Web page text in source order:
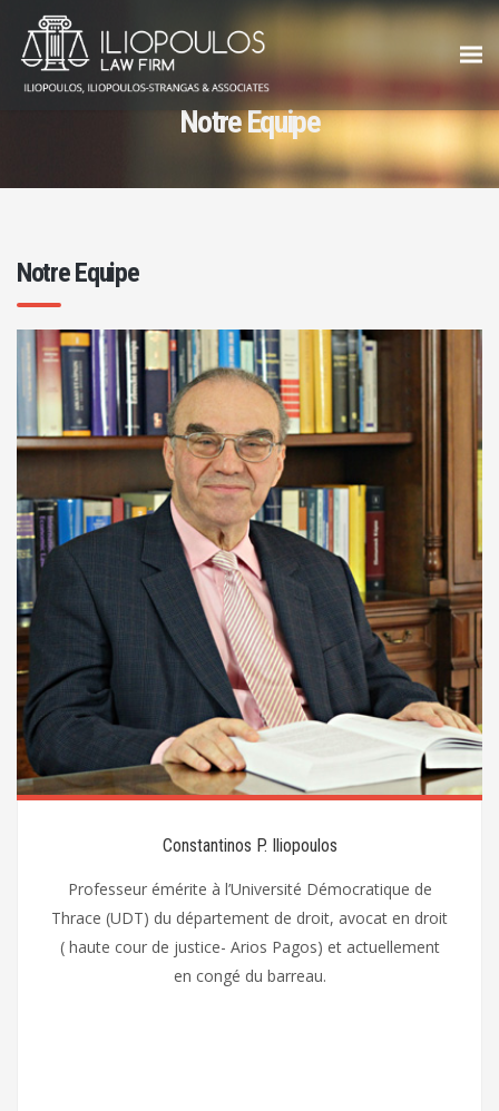
Notre Equipe
Notre Equipe
Constantinos P. Iliopoulos
Professeur émérite à l’Université Démocratique de
Thrace (UDT) du département de droit, avocat en droit
( haute cour de justice- Arios Pagos) et actuellement
en congé du barreau.